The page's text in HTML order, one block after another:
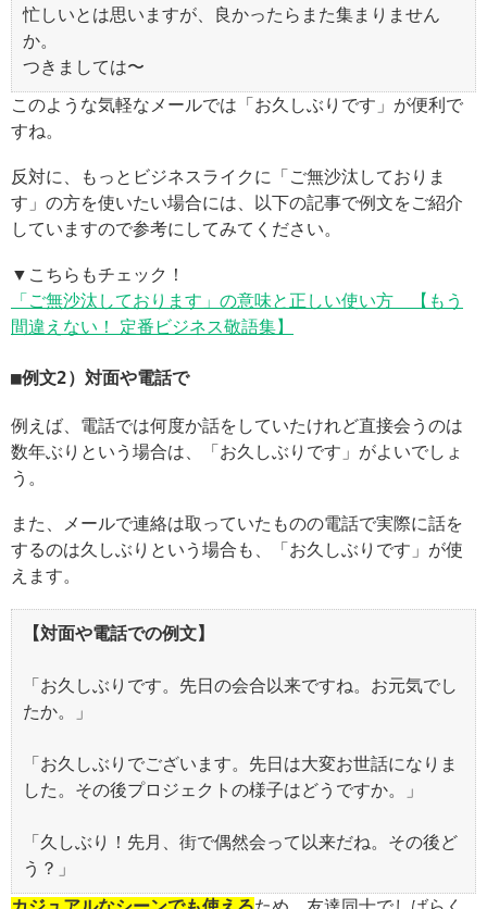
忙しいとは思いますが、良かったらまた集まりません
か。
つきましては〜
このような気軽なメールでは「お久しぶりです」が便利で
すね。
反対に、もっとビジネスライクに「ご無沙汰しておりま
す」の方を使いたい場合には、以下の記事で例文をご紹介
していますので参考にしてみてください。
▼こちらもチェック！
「ご無沙汰しております」の意味と正しい使い方 【もう
間違えない！ 定番ビジネス敬語集】
例文2）対面や電話で
例えば、電話では何度か話をしていたけれど直接会うのは
数年ぶりという場合は、「お久しぶりです」がよいでしょ
う。
また、メールで連絡は取っていたものの電話で実際に話を
するのは久しぶりという場合も、「お久しぶりです」が使
えます。
【対面や電話での例文】
「お久しぶりです。先日の会合以来ですね。お元気でし
たか。」
「お久しぶりでございます。先日は大変お世話になりま
した。その後プロジェクトの様子はどうですか。」
「久しぶり！先月、街で偶然会って以来だね。その後ど
う？」